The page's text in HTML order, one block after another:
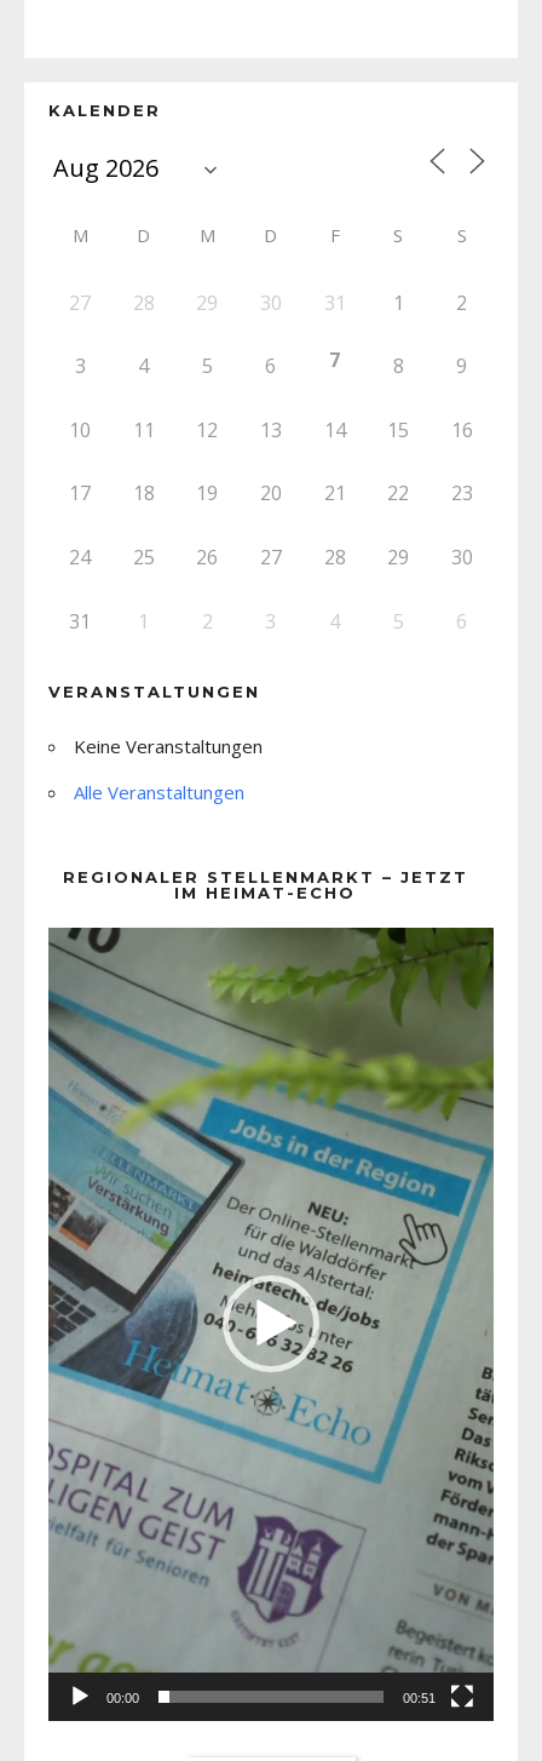
KALENDER
M D M D F S S
27 28 29 30 31 1 2
3 4 5 6 7 8 9
10 11 12 13 14 15 16
17 18 19 20 21 22 23
24 25 26 27 28 29 30
31 1 2 3 4 5 6
VERANSTALTUNGEN
Keine Veranstaltungen
Alle Veranstaltungen
REGIONALER STELLENMARKT – JETZT
IM HEIMAT-ECHO
Player
00:00 00:51